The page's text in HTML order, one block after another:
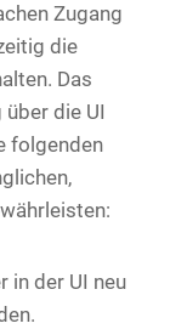
Zugang
die
Das
die UI
folgenden
in der UI neu